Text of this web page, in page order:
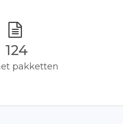
125
pakketten